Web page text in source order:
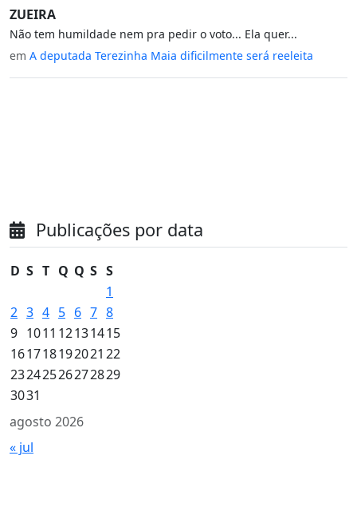
ZUEIRA
Não tem humildade nem pra pedir o voto... Ela quer...
em A deputada Terezinha Maia dificilmente será reeleita
Publicações por data
agosto 2026
D S T Q Q S S
1
2 3 4 5 6 7 8
9 1011 12131415
161718192021 22
23242526272829
3031
« jul